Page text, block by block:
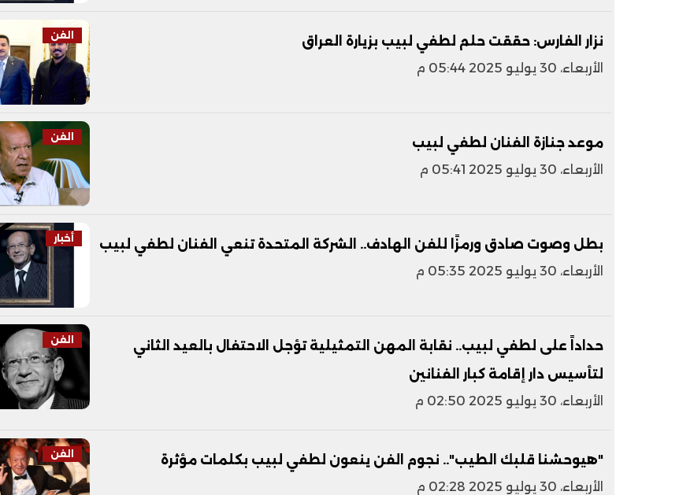
الفن
نزار الفارس: حققت حلم لطفي لبيب بزيارة العراق
الأربعاء، 30 يوليو 2025 05:44 م
الفن
موعد جنازة الفنان لطفي لبيب
الأربعاء، 30 يوليو 2025 05:41 م
أخبار
بطل وصوت صادق ورمزًا للفن الهادف.. الشركة المتحدة تنعي الفنان لطفي لبيب
الأربعاء، 30 يوليو 2025 05:35 م
الفن
حداداً على لطفي لبيب.. نقابة المهن التمثيلية تؤجل الاحتفال بالعيد الثاني
لتأسيس دار إقامة كبار الفنانين
الأربعاء، 30 يوليو 2025 02:50 م
الفن
"هيوحشنا قلبك الطيب".. نجوم الفن ينعون لطفي لبيب بكلمات مؤثرة
الأربعاء، 30 يوليو 2025 02:28 م